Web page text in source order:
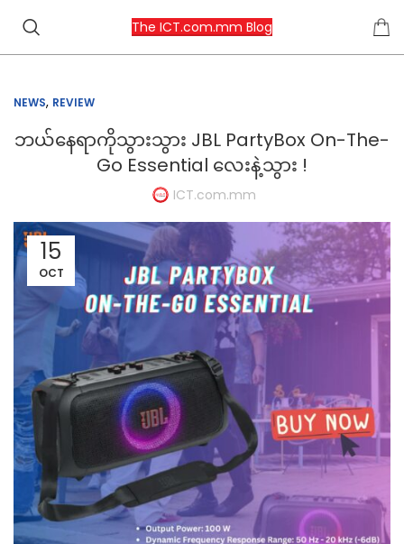
The ICT.com.mm Blog
NEWS, REVIEW
ဘယ်နေရာကိုသွားသွား JBL PartyBox On-The-
Go Essential လေးနဲ့သွား !
ICT.com.mm
15
OCT